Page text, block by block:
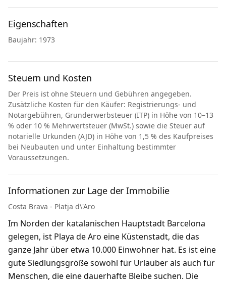
Eigenschaften
Baujahr: 1973
Steuern und Kosten
Der Preis ist ohne Steuern und Gebühren angegeben.
Zusätzliche Kosten für den Käufer: Registrierungs- und
Notargebühren, Grunderwerbsteuer (ITP) in Höhe von 10–13
% oder 10 % Mehrwertsteuer (MwSt.) sowie die Steuer auf
notarielle Urkunden (AJD) in Höhe von 1,5 % des Kaufpreises
bei Neubauten und unter Einhaltung bestimmter
Voraussetzungen.
Informationen zur Lage der Immobilie
Costa Brava - Platja d\'Aro
Im Norden der katalanischen Hauptstadt Barcelona
gelegen, ist Playa de Aro eine Küstenstadt, die das
ganze Jahr über etwa 10.000 Einwohner hat. Es ist eine
gute Siedlungsgröße sowohl für Urlauber als auch für
Menschen, die eine dauerhafte Bleibe suchen. Die